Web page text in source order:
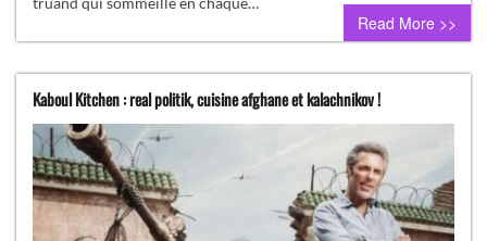
Read More >>
Kaboul Kitchen : real politik, cuisine afghane et kalachnikov !